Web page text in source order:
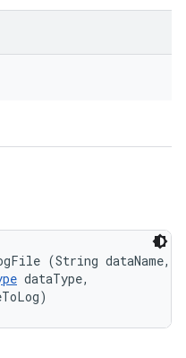
(String dataName,
dataType,